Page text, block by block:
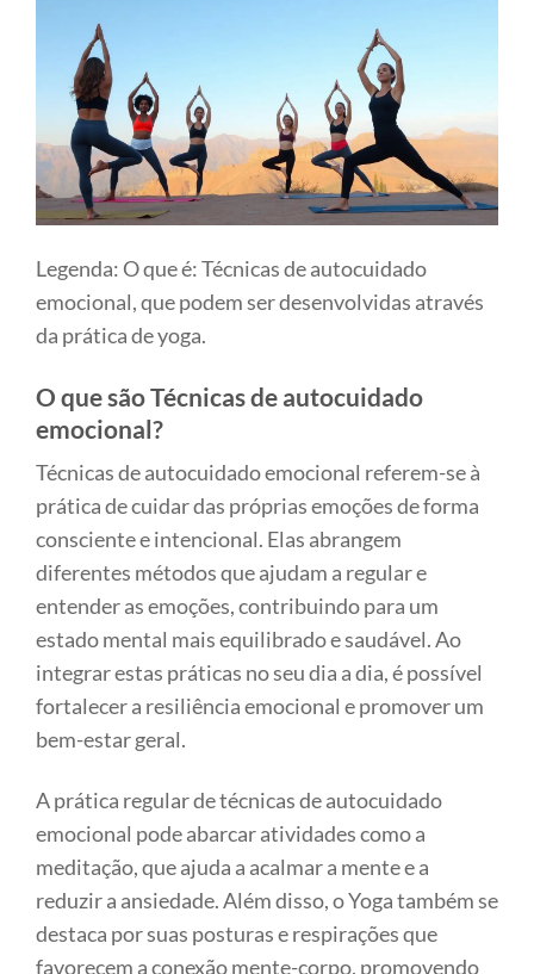
Legenda: O que é: Técnicas de autocuidado
emocional, que podem ser desenvolvidas através
da prática de yoga.
O que são Técnicas de autocuidado
emocional?
Técnicas de autocuidado emocional referem-se à
prática de cuidar das próprias emoções de forma
consciente e intencional. Elas abrangem
diferentes métodos que ajudam a regular e
entender as emoções, contribuindo para um
estado mental mais equilibrado e saudável. Ao
integrar estas práticas no seu dia a dia, é possível
fortalecer a resiliência emocional e promover um
bem-estar geral.
A prática regular de técnicas de autocuidado
emocional pode abarcar atividades como a
meditação, que ajuda a acalmar a mente e a
reduzir a ansiedade. Além disso, o Yoga também se
destaca por suas posturas e respirações que
favorecem a conexão mente-corpo, promovendo